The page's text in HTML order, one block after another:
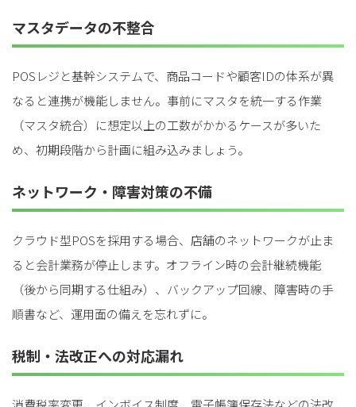
マスタデータの不整合
POSレジと基幹システムで、商品コードや顧客IDの体系が異
なると連携が機能しません。事前にマスタを統一する作業
（マスタ統合）に想定以上の工数がかかるケースが多いた
め、初期段階から計画に組み込みましょう。
ネットワーク・障害対策の不備
クラウド型POSを採用する場合、店舗のネットワークが止ま
ると会計業務が停止します。オフライン時の会計継続機能
（後から同期する仕組み）、バックアップ回線、障害時の手
順書など、運用面の備えを忘れずに。
税制・法改正への対応漏れ